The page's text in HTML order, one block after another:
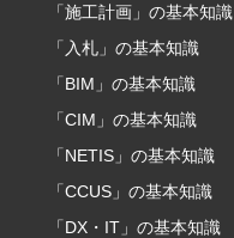
「施工計画」の基本知識
「入札」の基本知識
「BIM」の基本知識
「CIM」の基本知識
「NETIS」の基本知識
「CCUS」の基本知識
「DX・IT」の基本知識